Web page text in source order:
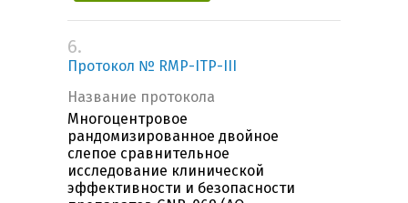
6.
Протокол № RMP-ITP-III
Название протокола
Многоцентровое
рандомизированное двойное
слепое сравнительное
исследование клинической
эффективности и безопасности